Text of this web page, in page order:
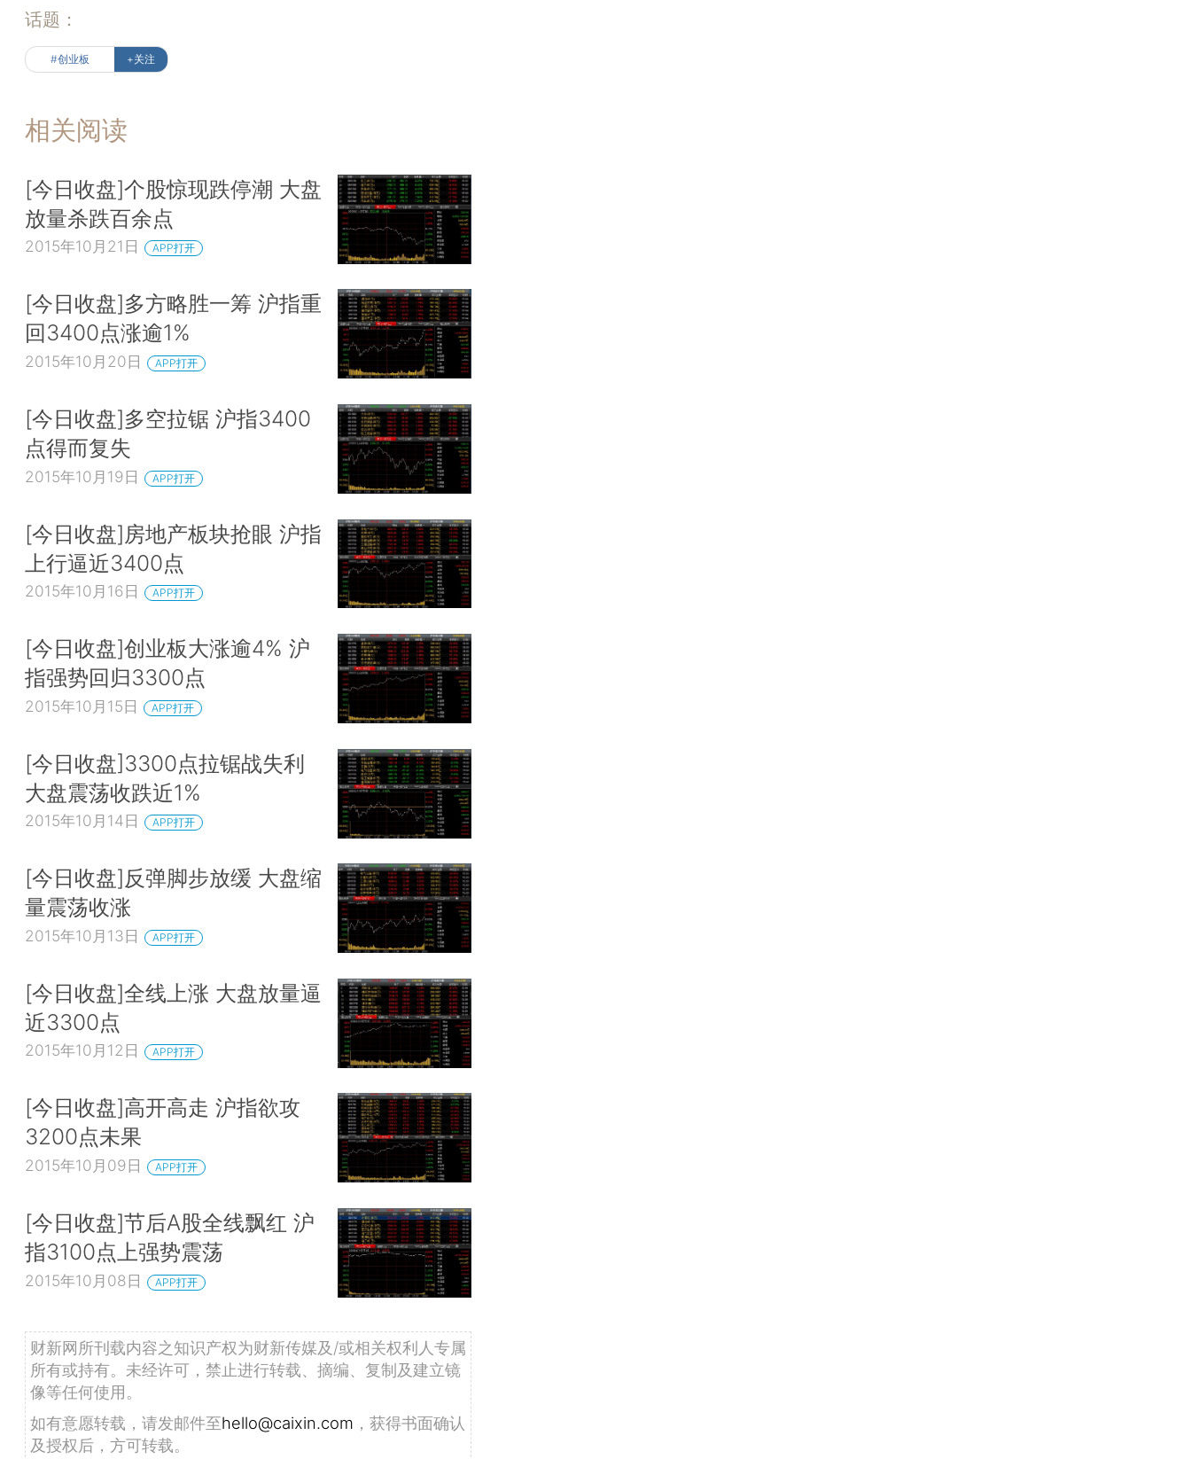
话题：
#创业板 +关注
相关阅读
[今日收盘]个股惊现跌停潮 大盘
放量杀跌百余点
2015年10月21日 APP打开
[今日收盘]多方略胜一筹 沪指重
回3400点涨逾1%
2015年10月20日 APP打开
[今日收盘]多空拉锯 沪指3400
点得而复失
2015年10月19日 APP打开
[今日收盘]房地产板块抢眼 沪指
上行逼近3400点
2015年10月16日 APP打开
[今日收盘]创业板大涨逾4% 沪
指强势回归3300点
2015年10月15日 APP打开
[今日收盘]3300点拉锯战失利
大盘震荡收跌近1%
2015年10月14日 APP打开
[今日收盘]反弹脚步放缓 大盘缩
量震荡收涨
2015年10月13日 APP打开
[今日收盘]全线上涨 大盘放量逼
近3300点
2015年10月12日 APP打开
[今日收盘]高开高走 沪指欲攻
3200点未果
2015年10月09日 APP打开
[今日收盘]节后A股全线飘红 沪
指3100点上强势震荡
2015年10月08日 APP打开
财新网所刊载内容之知识产权为财新传媒及/或相关权利人专属
所有或持有。未经许可，禁止进行转载、摘编、复制及建立镜
像等任何使用。
如有意愿转载，请发邮件至hello@caixin.com ，获得书面确认
及授权后，方可转载。